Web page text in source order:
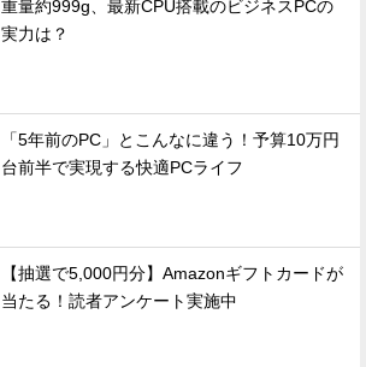
重量約999g、最新CPU搭載のビジネスPCの
実力は？
「5年前のPC」とこんなに違う！予算10万円
台前半で実現する快適PCライフ
【抽選で5,000円分】Amazonギフトカードが
当たる！読者アンケート実施中